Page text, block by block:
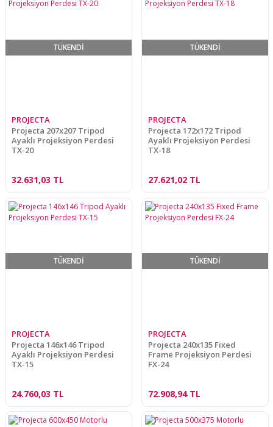
TÜKENDİ
PROJECTA
Projecta 207x207 Tripod
Ayaklı Projeksiyon Perdesi
TX-20
32.631,03 TL
TÜKENDİ
PROJECTA
Projecta 172x172 Tripod
Ayaklı Projeksiyon Perdesi
TX-18
27.621,02 TL
TÜKENDİ
PROJECTA
Projecta 146x146 Tripod
Ayaklı Projeksiyon Perdesi
TX-15
24.760,03 TL
TÜKENDİ
PROJECTA
Projecta 240x135 Fixed
Frame Projeksiyon Perdesi
FX-24
72.908,94 TL